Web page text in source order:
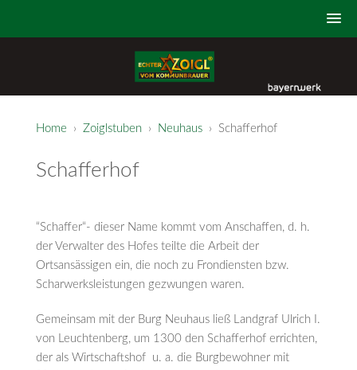
Home › Zoiglstuben› Neuhaus› Schafferhof
Schafferhof
“Schaffer“- dieser Name kommt vom Anschaffen, d. h.
der Verwalter des Hofes teilte die Arbeit der
Ortsansässigen ein, die noch zu Frondiensten bzw.
Scharwerksleistungen gezwungen waren.
Gemeinsam mit der Burg Neuhaus ließ Landgraf Ulrich I.
von Leuchtenberg, um 1300 den Schafferhof errichten,
der als Wirtschaftshof u. a. die Burgbewohner mit